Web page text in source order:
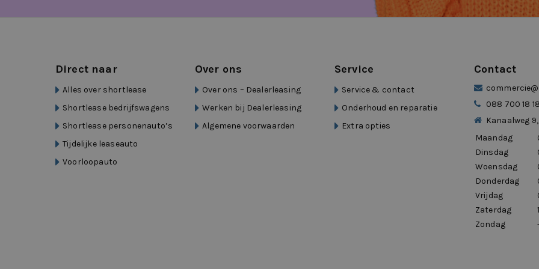
buitenspiegels in andere kleur
centrale airbag voor
connected services
DAB ontvanger
dakrails
Direct naar
Alles over shortlease
Shortlease bedrijfswagens
Shortlease personenauto’s
Tijdelijke leaseauto
Voorloopauto
Over ons
Over ons – Dealerleasing
Werken bij Dealerleasing
Algemene voorwaarden
Service
Service & contact
Onderhoud en reparatie
Extra opties
Contact
088 700 18 18
Kanaalweg
Maandag
Dinsdag
Woensdag
Donderdag
Vrijdag
Zaterdag
Zondag